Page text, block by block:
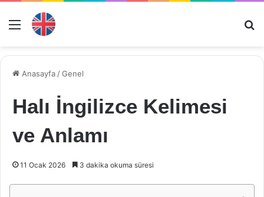
Menü
Anasayfa /Genel
Halı İngilizce Kelimesi
ve Anlamı
11 Ocak 2026 3 dakika okuma süresi